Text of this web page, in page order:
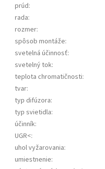
prúd:
rada:
rozmer:
spôsob montáže:
svetelná účinnosť:
svetelný tok:
teplota chromatičnosti:
tvar:
typ difúzora:
typ svietidla:
účinník:
UGR<:
uhol vyžarovania:
umiestnenie: